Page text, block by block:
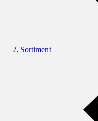
Sortiment